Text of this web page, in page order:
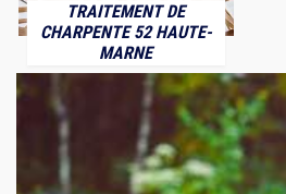
TRAITEMENT DE
CHARPENTE 52 HAUTE-
MARNE